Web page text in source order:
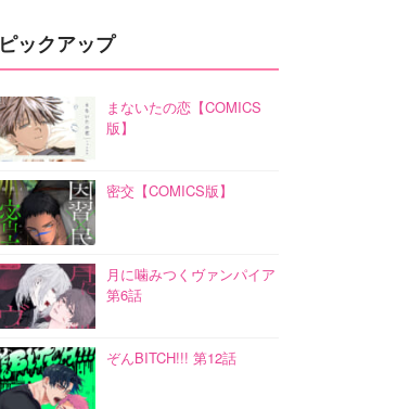
ピックアップ
まないたの恋【COMICS
版】
密交【COMICS版】
月に噛みつくヴァンパイア
第6話
ぞんBITCH!!! 第12話